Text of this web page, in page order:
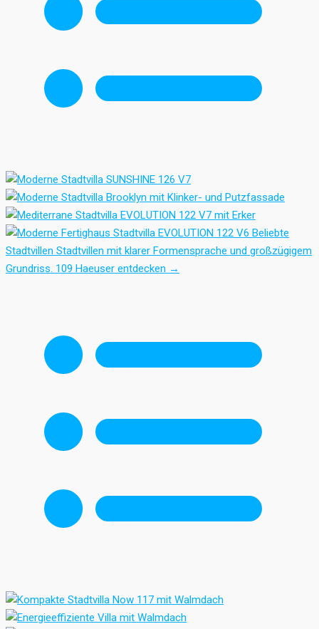
Beliebte
Stadtvillen Stadtvillen mit klarer Formensprache und großzügigem
Grundriss. 109 Haeuser entdecken →